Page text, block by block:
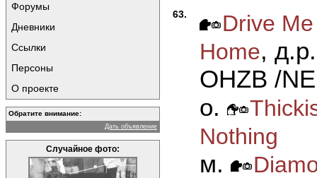
Форумы
Дневники
Ссылки
Персоны
О проекте
Обратите внимание:
Дать объявление
Случайное фото:
63.
Drive
Home,
OHZB /
о.
Nothing
м.